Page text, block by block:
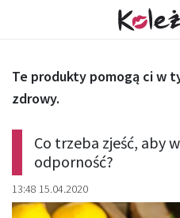
Co trzeba zjeść, aby
odporność?
13:48 15.04.2020
Te produkty pomogą ci w
zdrowy.